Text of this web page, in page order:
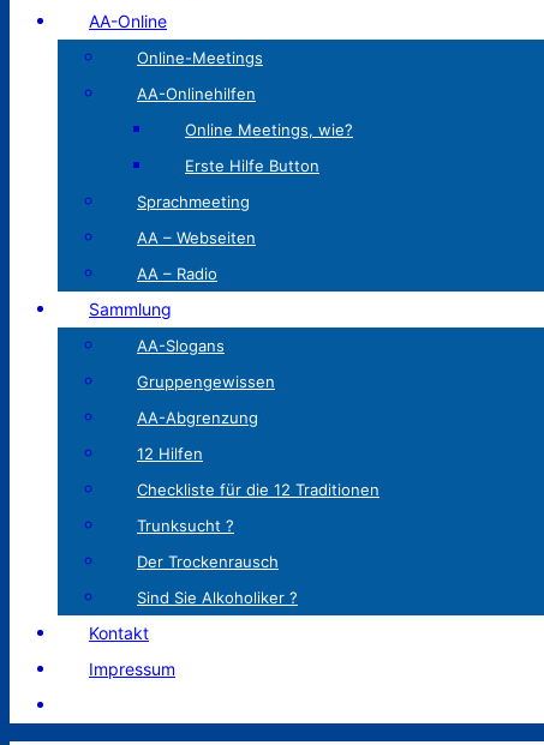
AA-Online
Online-Meetings
AA-Onlinehilfen
Online Meetings, wie?
Erste Hilfe Button
Sprachmeeting
AA – Webseiten
AA – Radio
Sammlung
AA-Slogans
Gruppengewissen
AA-Abgrenzung
12 Hilfen
Checkliste für die 12 Traditionen
Trunksucht ?
Der Trockenrausch
Sind Sie Alkoholiker ?
Kontakt
Impressum